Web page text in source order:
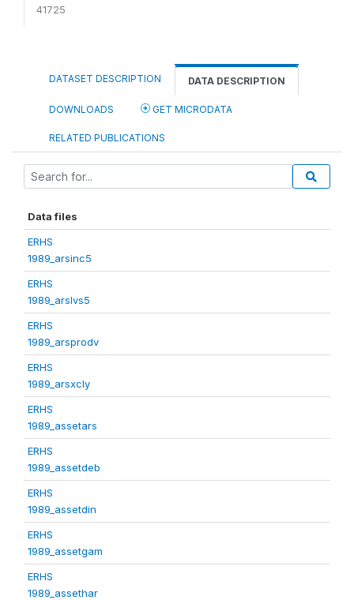
41725
DATASET DESCRIPTION DATA DESCRIPTION
DOWNLOADS GET MICRODATA
RELATED PUBLICATIONS
Data files
ERHS
1989_arsinc5
ERHS
1989_arslvs5
ERHS
1989_arsprodv
ERHS
1989_arsxcly
ERHS
1989_assetars
ERHS
1989_assetdeb
ERHS
1989_assetdin
ERHS
1989_assetgam
ERHS
1989_assethar